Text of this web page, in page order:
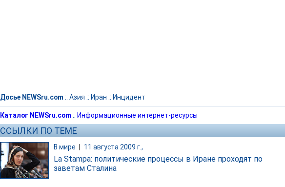
Досье NEWSru.com :: Азия :: Иран :: Инцидент
Каталог NEWSru.com :: Информационные интернет-ресурсы
ССЫЛКИ ПО ТЕМЕ
В мире 11 августа 2009 г.,
La Stampa: политические процессы в Иране проходят по
заветам Сталина